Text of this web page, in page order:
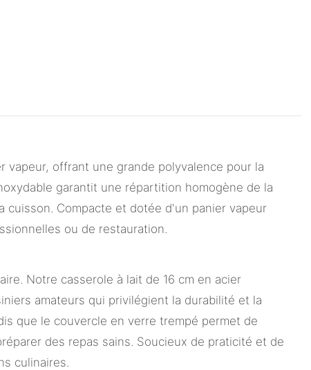
vapeur, offrant une grande polyvalence pour la
garantit une répartition homogène de la
Compacte et dotée d'un panier vapeur
ou de restauration.
Notre casserole à lait de 16 cm en acier
amateurs qui privilégient la durabilité et la
que le couvercle en verre trempé permet de
des repas sains. Soucieux de praticité et de
culinaires.